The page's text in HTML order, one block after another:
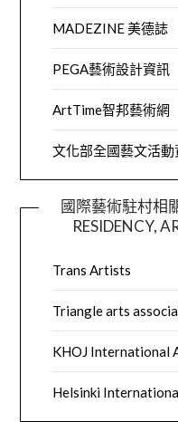
MADEZINE 美德誌
PEGA藝術設計資訊
ArtTime智邦藝術網
文化部全國藝文活動
國際藝術駐村相
RESIDENCY,
Trans Artists
Triangle arts
KHOJ International
Helsinki